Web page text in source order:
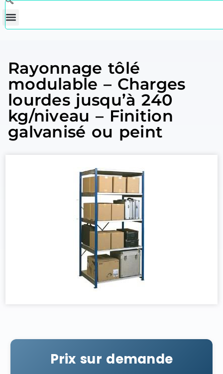
Rayonnage tôlé
modulable – Charges
lourdes jusqu’à 240
kg/niveau – Finition
galvanisé ou peint
Prix sur demande